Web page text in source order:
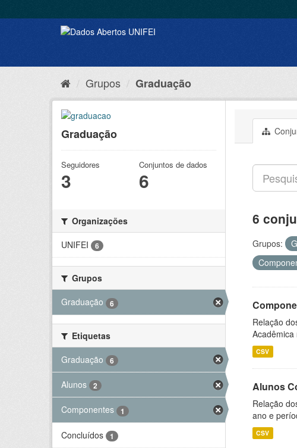
Grupos Graduação
Graduação
Seguidores
3
Conjuntos de dados
6
Organizações
UNIFEI
6
Grupos
Graduação
6
Etiquetas
Graduação
6
Alunos 2
Componentes 1
Concluídos 1
6
Grupos:
Relação
CSV
Alunos
Relação
ano e
CSV